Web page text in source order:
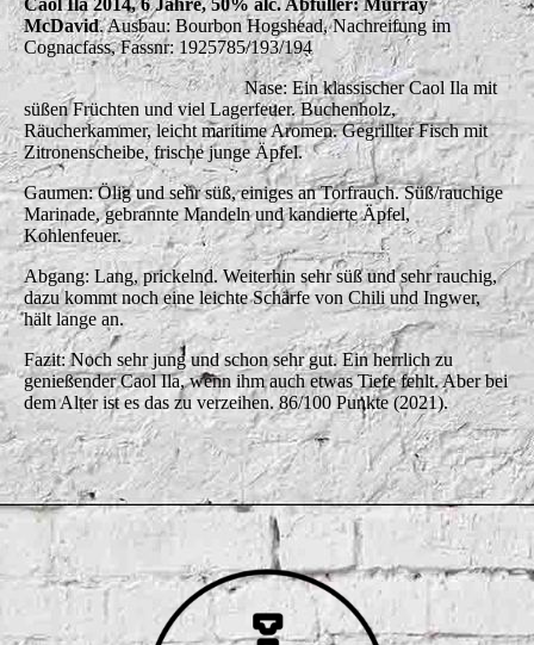
McDavid. Ausbau: Bourbon Hogshead, Nachreifung im
Cognacfass, Fassnr: 1925785/193/194
Nase: Ein klassischer Caol Ila mit
süßen Früchten und viel Lagerfeuer. Buchenholz,
Räucherkammer, leicht maritime Aromen. Gegrillter Fisch mit
Zitronenscheibe, frische junge Äpfel.
Gaumen: Ölig und sehr süß, einiges an Torfrauch. Süß/rauchige
Marinade, gebrannte Mandeln und kandierte Äpfel,
Kohlenfeuer.
Abgang: Lang, prickelnd. Weiterhin sehr süß und sehr rauchig,
dazu kommt noch eine leichte Schärfe von Chili und Ingwer,
hält lange an.
Fazit: Noch sehr jung und schon sehr gut. Ein herrlich zu
genießender Caol Ila, wenn ihm auch etwas Tiefe fehlt. Aber bei
dem Alter ist es das zu verzeihen. 86/100 Punkte (2021).